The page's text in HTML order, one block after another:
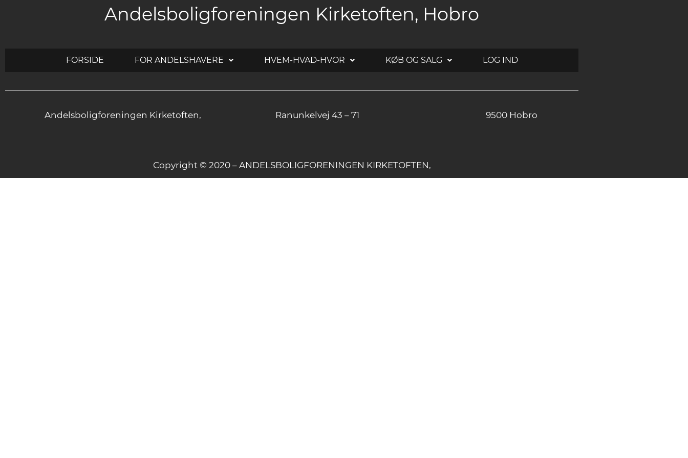
Andelsboligforeningen Kirketoften, Hobro
FORSIDE FOR ANDELSHAVERE HVEM-HVAD-HVOR KØB OG SALG LOG IND
Andelsboligforeningen Kirketoften, Ranunkelvej 43 – 71 9500 Hobro
Copyright © 2020 – ANDELSBOLIGFORENINGEN KIRKETOFTEN,